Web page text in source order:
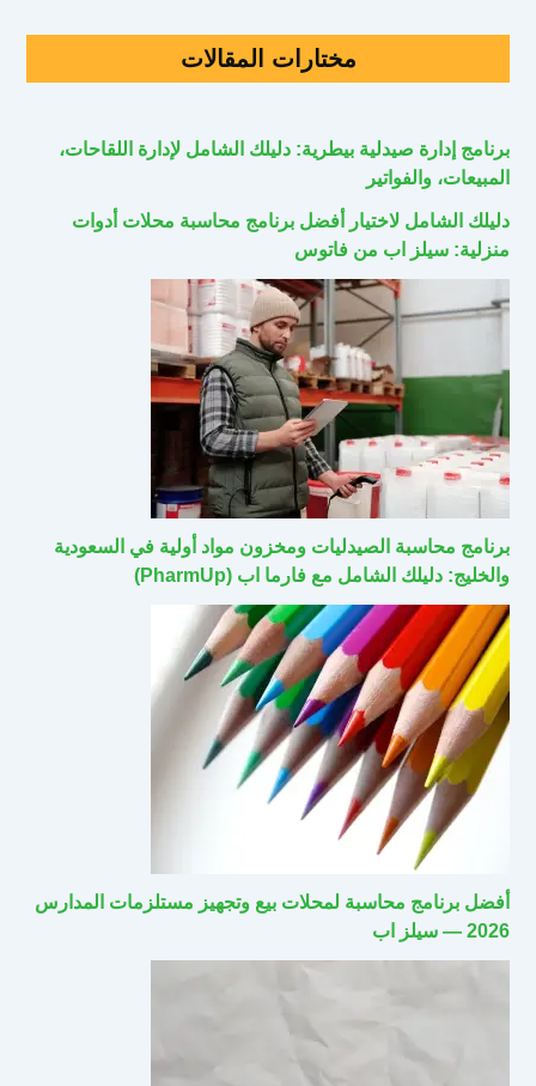
مختارات المقالات
برنامج إدارة صيدلية بيطرية: دليلك الشامل لإدارة اللقاحات،
المبيعات، والفواتير
دليلك الشامل لاختيار أفضل برنامج محاسبة محلات أدوات
منزلية: سيلز اب من فاتوس
برنامج محاسبة الصيدليات ومخزون مواد أولية في السعودية
والخليج: دليلك الشامل مع فارما اب (PharmUp)
أفضل برنامج محاسبة لمحلات بيع وتجهيز مستلزمات المدارس
2026 — سيلز اب